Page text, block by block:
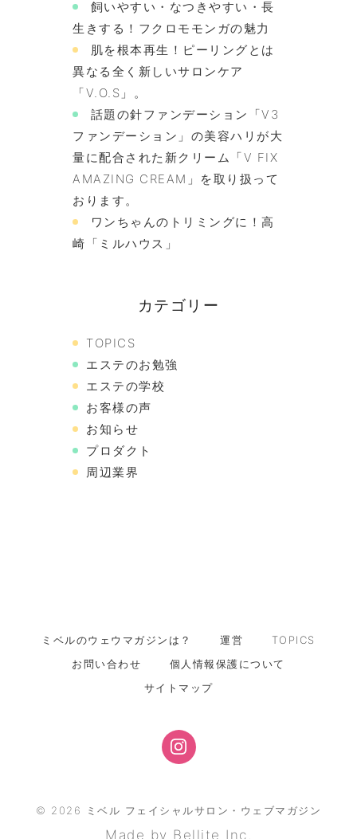
飼いやすい・なつきやすい・長
生きする！フクロモモンガの魅力
肌を根本再生！ピーリングとは
異なる全く新しいサロンケア
「V.O.S」。
話題の針ファンデーション「V3
ファンデーション」の美容ハリが大
量に配合された新クリーム「V FIX
AMAZING CREAM」を取り扱って
おります。
ワンちゃんのトリミングに！高
崎「ミルハウス」
カテゴリー
TOPICS
エステのお勉強
エステの学校
お客様の声
お知らせ
プロダクト
周辺業界
ミベルのウェウマガジンは？ 運営
TOPICS
お問い合わせ
個人情報保護について
サイトマップ
© 2026 ミベル フェイシャルサロン・ウェブマガジン
Made by Bellite Inc.